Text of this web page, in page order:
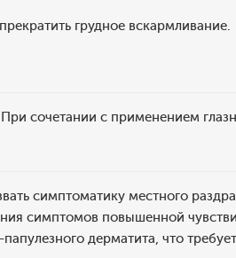
грудное вскармливание.
сочетании с применением
симптоматику местного
симптомов повышенной
дерматита, что